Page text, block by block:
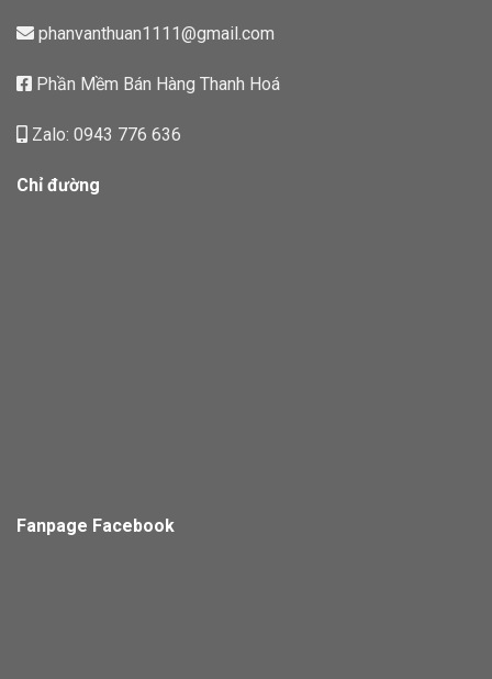
phanvanthuan1111@gmail.com
Phần Mềm Bán Hàng Thanh Hoá
Zalo: 0943 776 636
Chỉ đường
Fanpage Facebook